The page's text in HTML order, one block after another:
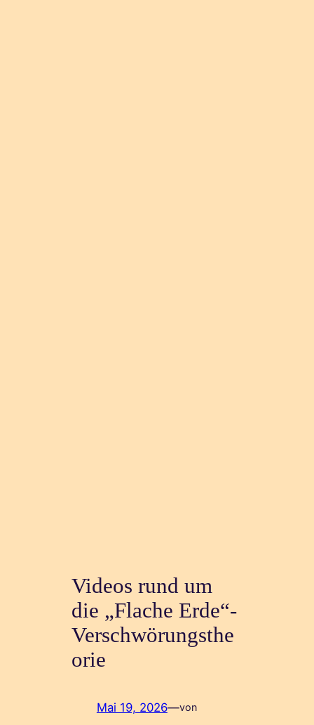
Videos rund um
die „Flache Erde“-
Verschwörungsthe
orie
Mai 19, 2026—von